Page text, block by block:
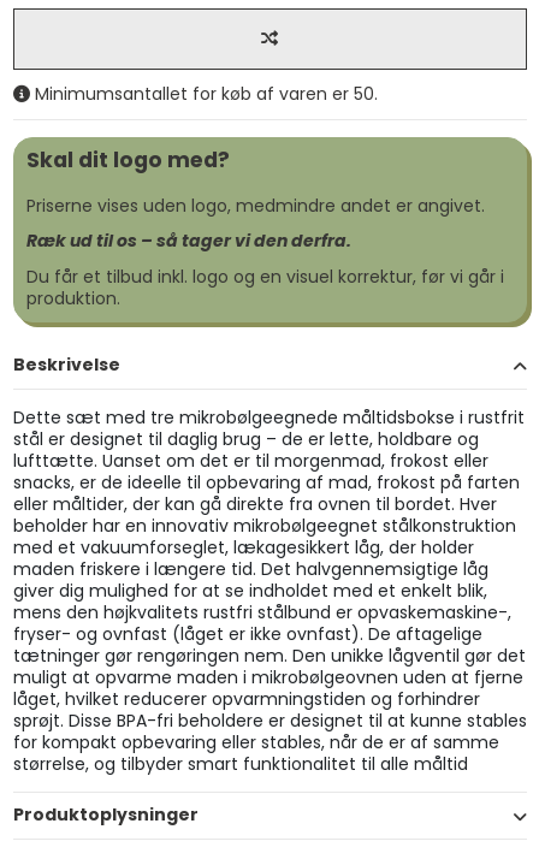
Minimumsantallet for køb af varen er 50.
Skal dit logo med?
Priserne vises uden logo, medmindre andet er angivet.
Ræk ud til os – så tager vi den derfra.
Du får et tilbud inkl. logo og en visuel korrektur, før vi går i
produktion.
Beskrivelse
Dette sæt med tre mikrobølgeegnede måltidsbokse i rustfrit
stål er designet til daglig brug – de er lette, holdbare og
lufttætte. Uanset om det er til morgenmad, frokost eller
snacks, er de ideelle til opbevaring af mad, frokost på farten
eller måltider, der kan gå direkte fra ovnen til bordet. Hver
beholder har en innovativ mikrobølgeegnet stålkonstruktion
med et vakuumforseglet, lækagesikkert låg, der holder
maden friskere i længere tid. Det halvgennemsigtige låg
giver dig mulighed for at se indholdet med et enkelt blik,
mens den højkvalitets rustfri stålbund er opvaskemaskine-,
fryser- og ovnfast (låget er ikke ovnfast). De aftagelige
tætninger gør rengøringen nem. Den unikke lågventil gør det
muligt at opvarme maden i mikrobølgeovnen uden at fjerne
låget, hvilket reducerer opvarmningstiden og forhindrer
sprøjt. Disse BPA-fri beholdere er designet til at kunne stables
for kompakt opbevaring eller stables, når de er af samme
størrelse, og tilbyder smart funktionalitet til alle måltid
Produktoplysninger